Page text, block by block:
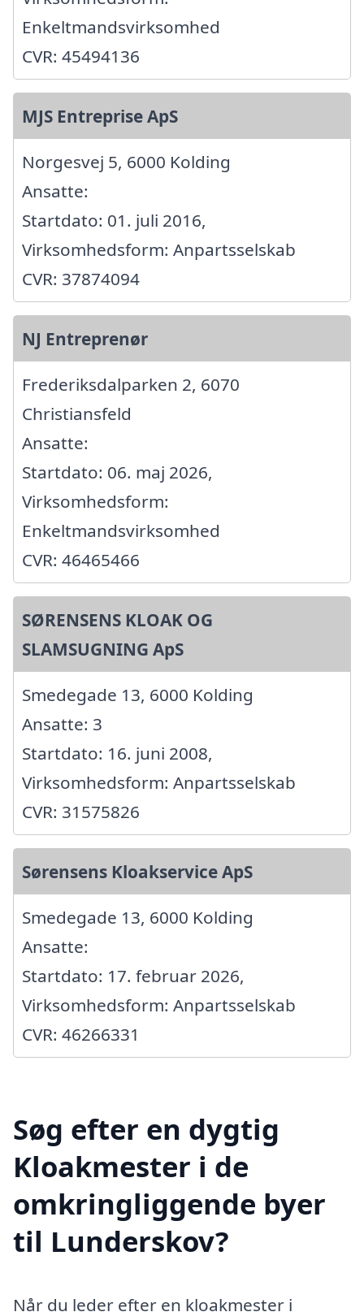
Enkeltmandsvirksomhed
CVR: 45494136
MJS Entreprise ApS
Norgesvej 5, 6000 Kolding
Ansatte:
Startdato: 01. juli 2016,
Virksomhedsform: Anpartsselskab
CVR: 37874094
NJ Entreprenør
Frederiksdalparken 2, 6070
Christiansfeld
Ansatte:
Startdato: 06. maj 2026,
Virksomhedsform:
Enkeltmandsvirksomhed
CVR: 46465466
SØRENSENS KLOAK OG
SLAMSUGNING ApS
Smedegade 13, 6000 Kolding
Ansatte: 3
Startdato: 16. juni 2008,
Virksomhedsform: Anpartsselskab
CVR: 31575826
Sørensens Kloakservice ApS
Smedegade 13, 6000 Kolding
Ansatte:
Startdato: 17. februar 2026,
Virksomhedsform: Anpartsselskab
CVR: 46266331
Søg efter en dygtig
Kloakmester i de
omkringliggende byer
til Lunderskov?
Når du leder efter en kloakmester i